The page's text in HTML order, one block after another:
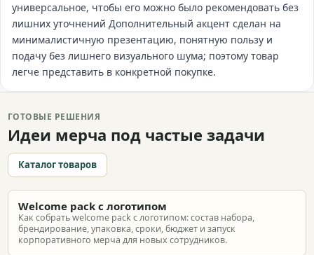
универсальное, чтобы его можно было рекомендовать без
лишних уточнений Дополнительный акцент сделан на
минималистичную презентацию, понятную пользу и
подачу без лишнего визуального шума; поэтому товар
легче представить в конкретной покупке.
ГОТОВЫЕ РЕШЕНИЯ
Идеи мерча под частые задачи
Каталог товаров
Welcome pack с логотипом
Как собрать welcome pack с логотипом: состав набора,
брендирование, упаковка, сроки, бюджет и запуск
корпоративного мерча для новых сотрудников.